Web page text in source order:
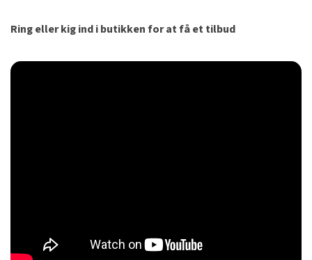
Ring eller kig ind i butikken for at få et tilbud